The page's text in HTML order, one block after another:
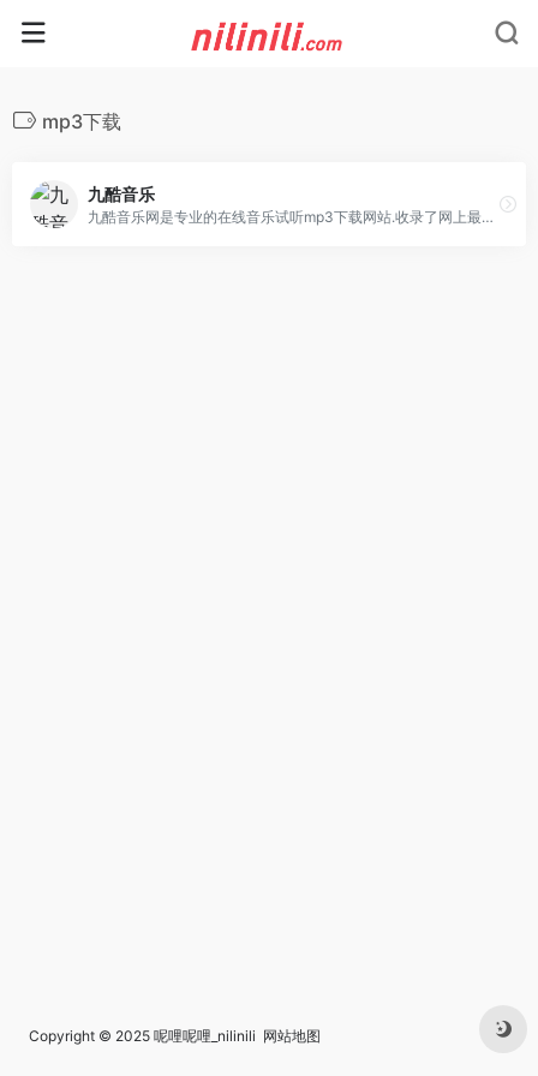
mp3下载
九酷音乐
九酷音乐网是专业的在线音乐试听mp3下载网站.收录了网上最新歌曲和流行音乐,网络歌曲,好听的歌,抖音热门歌曲,经典老歌等最新流行歌曲MP3下载试听服务,是您寻找好听的歌首选网站。
Copyright © 2025 呢哩呢哩_nilinili 网站地图